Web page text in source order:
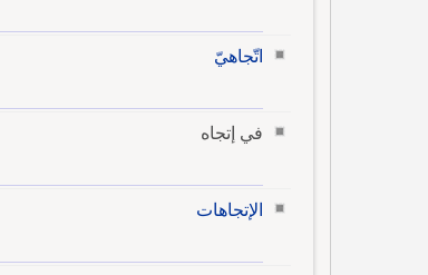
اتّجاهيّ
في إتجاه
الإتجاهات